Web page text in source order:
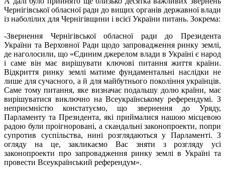
Чернігівської обласної ради до вищих органів державної влади
із наболілих для Чернігівщини і всієї України питань. Зокрема:
-Звернення Чернігівської обласної ради до Президента
України та Верховної Ради щодо запровадження ринку землі,
де наголосили, що «Єдиним джерелом влади в Україні є народ
і саме він має вирішувати ключові питання життя країни.
Відкриття ринку землі матиме фундаментальні наслідки не
лише для сучасного, а й для майбутнього покоління українців.
Саме тому питання, яке визначає подальшу долю країни, має
вирішуватися виключно на Всеукраїнському референдумі. З
неприємністю констатуємо, що звернення до Уряду,
Парламенту та Президента, які приймалися нашою місцевою
радою були проігноровані, а скандальні законопроекти, попри
супротив суспільства, нині розглядаються у Парламенті. З
огляду на це, закликаємо Вас зняти з розгляду усі
законопроекти про запровадження ринку землі в Україні та
провести Всеукраїнський референдум».